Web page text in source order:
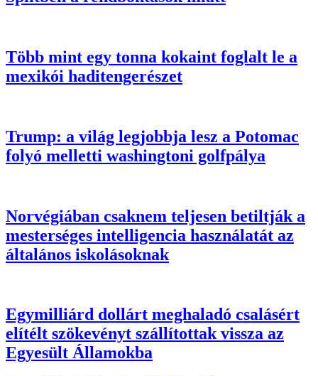
Több mint egy tonna kokaint foglalt le a
mexikói haditengerészet
Trump: a világ legjobbja lesz a Potomac
folyó melletti washingtoni golfpálya
Norvégiában csaknem teljesen betiltják a
mesterséges intelligencia használatát az
általános iskolásoknak
Egymilliárd dollárt meghaladó csalásért
elítélt szökevényt szállítottak vissza az
Egyesült Államokba